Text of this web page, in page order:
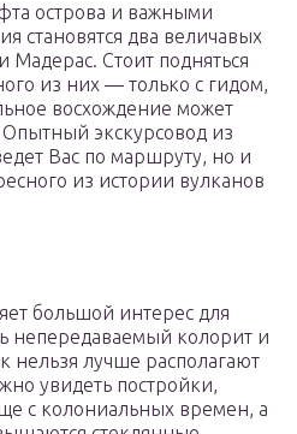
острова и важными
становятся два величавых
Стоит подняться
из них — только с гидом,
восхождение может
экскурсовод из
Вас по маршруту, но и
из истории вулканов
большой интерес для
непередаваемый колорит и
нельзя лучше располагают
увидеть постройки,
с колониальных времен, а